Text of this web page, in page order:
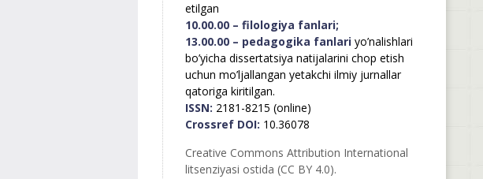
etilgan
10.00.00 – filologiya fanlari;
13.00.00 – pedagogika fanlariyo’nalishlari
bo’yicha dissertatsiya natijalarini chop etish
uchun mo’ljallangan yetakchi ilmiy jurnallar
qatoriga kiritilgan.
ISSN: 2181-8215 (online)
Crossref DOI: 10.36078
Creative Commons Attribution International
litsenziyasi ostida (CC BY 4.0).